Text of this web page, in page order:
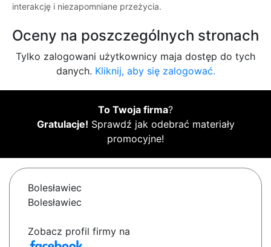
interakcję i niezapomniane przeżycia.
Oceny na poszczególnych stronach
Tylko zalogowani użytkownicy maja dostęp do tych
danych. Kliknij, aby się zalogować.
To Twoja firma?
Gratulacje! Sprawdź jak odebrać materiały
promocyjne!
Bolesławiec
Bolesławiec
Zobacz profil firmy na